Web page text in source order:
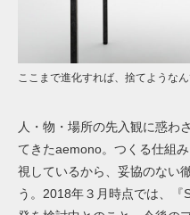
ここまで進化すれば、捨てようなん
人・物・場所の先入観に惑わ
てきたaemono。つくる仕組
視しているから、妥協のない
う。2018年３月時点では、『